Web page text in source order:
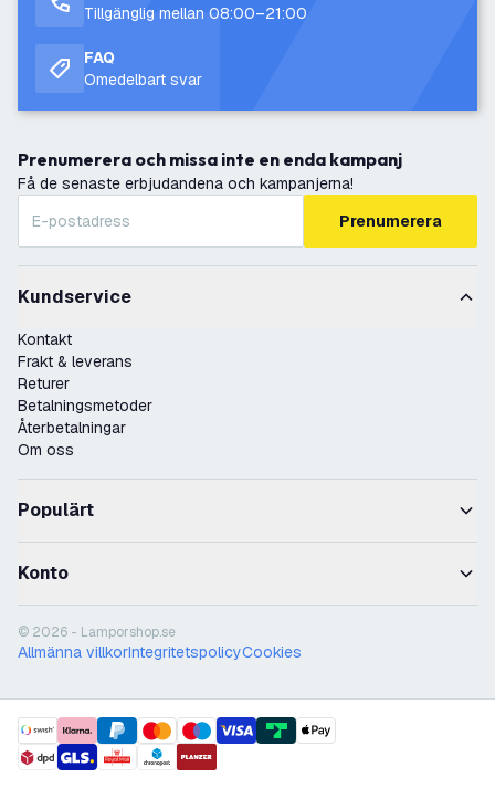
Tillgänglig mellan 08:00–21:00
FAQ
Omedelbart svar
Prenumerera och missa inte en enda kampanj
Få de senaste erbjudandena och kampanjerna!
Prenumerera
Kundservice
Kontakt
Frakt & leverans
Returer
Betalningsmetoder
Återbetalningar
Om oss
Populärt
Konto
© 2026 - Lamporshop.se
Allmänna villkorIntegritetspolicyCookies
payment methods
shipment methods